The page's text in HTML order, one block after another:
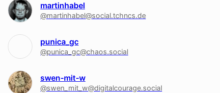
martinhabel
@martinhabel@social.tchncs.de
punica_gc
@punica_gc@chaos.social
swen-mit-w
@swen_mit_w@digitalcourage.social